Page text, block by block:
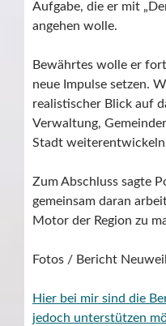
Aufgabe, die er mit
angehen wolle.
Bewährtes wolle er
neue Impulse setzen.
realistischer Blick auf
Verwaltung,
Stadt
Zum Abschluss sagte
gemeinsam daran
Motor der Region zu
Fotos / Bericht
Hier bei mir sind die
jedoch unterstützen